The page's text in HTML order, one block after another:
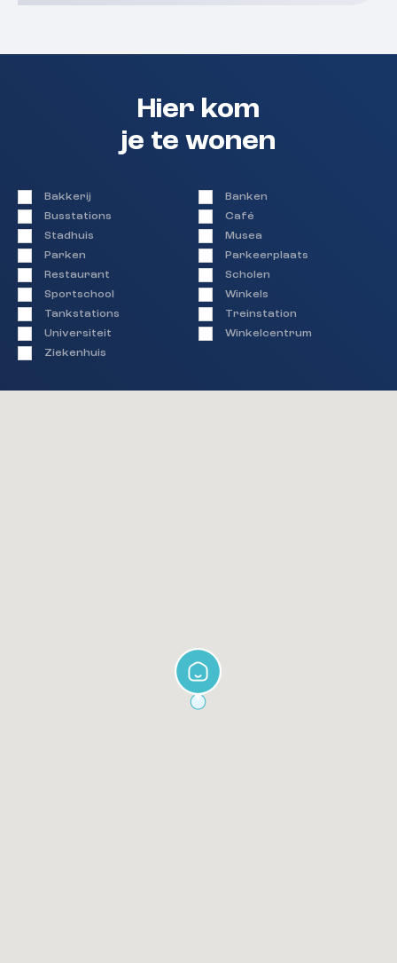
Hier kom
je te wonen
Bakkerij
Banken
Busstations
Café
Stadhuis
Musea
Parken
Parkeerplaats
Restaurant
Scholen
Sportschool
Winkels
Tankstations
Treinstation
Universiteit
Winkelcentrum
Ziekenhuis